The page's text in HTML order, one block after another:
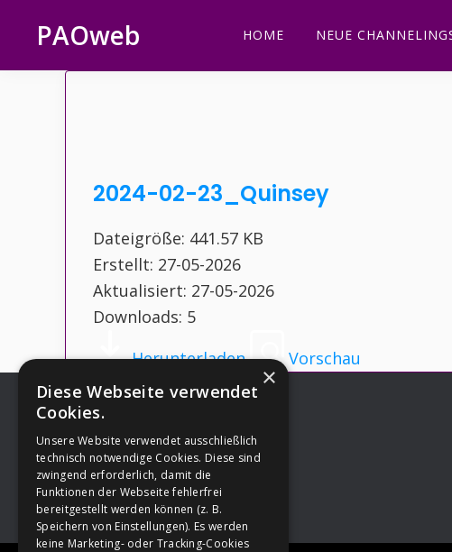
Hauptnavigation
springen
Inhalt
springen
Seitenspalte
springen
Fußzeile
springen
PAOweb HOME NEUE
2024-02-23_Quinsey
Dateigröße: 441.57 KB
Erstellt: 27-05-2026
Aktualisiert: 27-05-2026
Downloads: 5
Herunterladen
Vorschau
Footer →Deine Spende
×
Diese Webseite verwendet
Cookies.
Unsere Website verwendet ausschließlich
technisch notwendige Cookies. Diese sind
zwingend erforderlich, damit die
Funktionen der Webseite fehlerfrei
bereitgestellt werden können (z. B.
Speichern von Einstellungen). Es werden
keine Marketing- oder Tracking-Cookies